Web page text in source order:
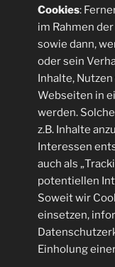
Cookies:
im Rahmen
sowie dann,
oder sein
Inhalte,
Webseiten in
werden.
z.B. Inhalte
Interessen
auch als
potentiellen
Soweit wir
einsetzen,
Einholung